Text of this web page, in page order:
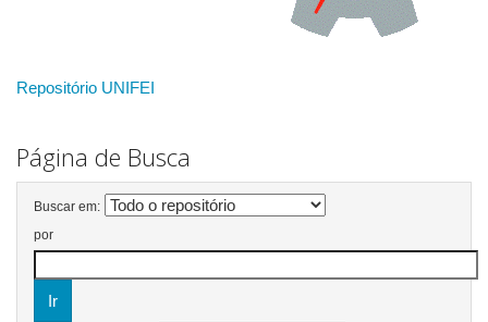
Repositório UNIFEI
Página de Busca
Buscar em:
por